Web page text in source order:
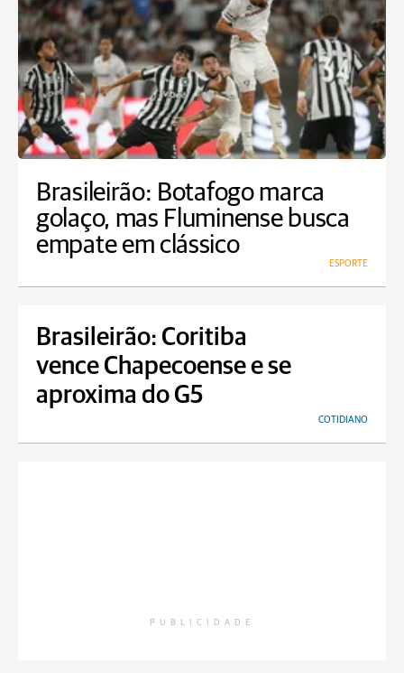
Brasileirão: Botafogo marca
golaço, mas Fluminense busca
empate em clássico
ESPORTE
Brasileirão: Coritiba
vence Chapecoense e se
aproxima do G5
COTIDIANO
PUBLICIDADE